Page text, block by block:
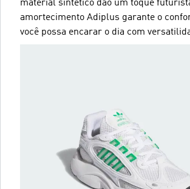
material sintético dão um toque
amortecimento Adiplus garante o
você possa encarar o dia com